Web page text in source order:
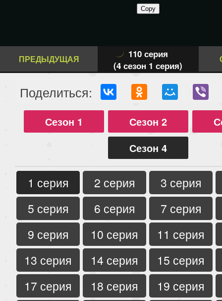
ПРЕДЫДУЩАЯ
110 серия
(4 сезон 1 серия)
Поделиться:
Сезон 1 Сезон 2
Сезон 4
1 серия 2 серия
3 серия
5 серия
6 серия
7 серия
9 серия
10 серия
11 серия
13 серия
14 серия
15 серия
17 серия
18 серия
19 серия